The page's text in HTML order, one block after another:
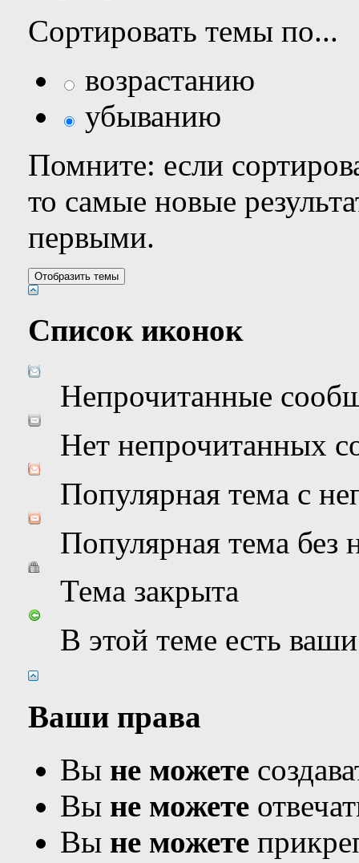
Сортировать темы по...
возрастанию
убыванию
Помните: если
то самые новые
первыми.
Список иконок
Непрочитанные
Нет непрочитанных
Популярная тема с
Популярная тема
Тема закрыта
В этой теме есть
Ваши права
Вы не можете
Вы не можете
Вы не можете